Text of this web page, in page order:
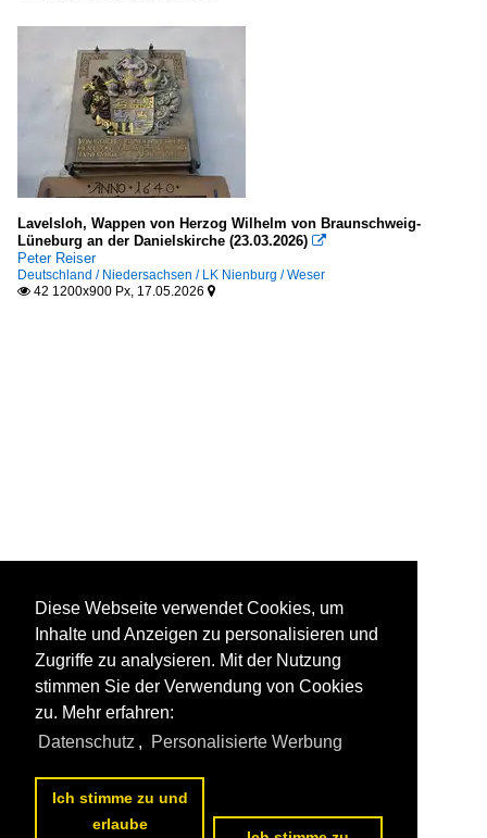
Lavelsloh, Wappen von Herzog Wilhelm von Braunschweig-
Lüneburg an der Danielskirche (23.03.2026) 
Peter Reiser
Deutschland / Niedersachsen / LK Nienburg / Weser
 42 1200x900 Px, 17.05.2026 
Diese Webseite verwendet Cookies, um
Inhalte und Anzeigen zu personalisieren und
Zugriffe zu analysieren. Mit der Nutzung
stimmen Sie der Verwendung von Cookies
zu. Mehr erfahren:
Datenschutz , Personalisierte Werbung
Ich stimme zu und
erlaube